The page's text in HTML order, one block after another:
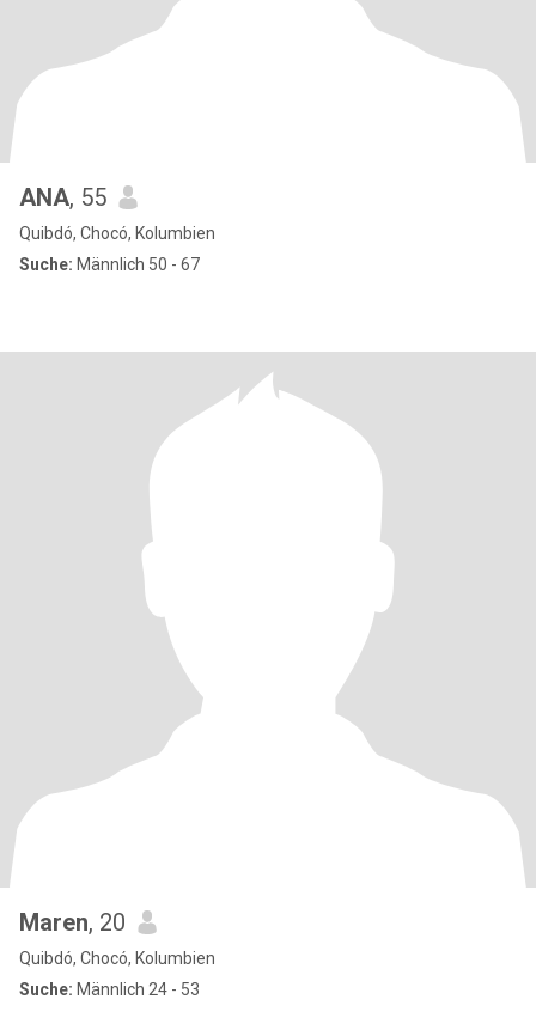
ANA, 55
Quibdó, Chocó, Kolumbien
Suche: Männlich 50 - 67
Maren, 20
Quibdó, Chocó, Kolumbien
Suche: Männlich 24 - 53